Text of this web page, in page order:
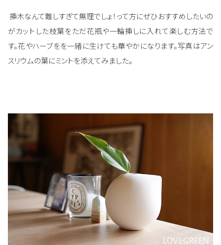
挿木なんて難しすぎて無理でしょ！って方にぜひおすすめしたいの
がカットした枝葉をただ花瓶や一輪挿しに入れて楽しむ方法で
す。花やハーブをを一緒に生けても華やかになります。写真はアン
スリウムの葉にミントを添えてみました。